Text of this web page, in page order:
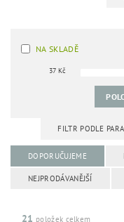
NA SKLADĚ
37Kč
FILTR PODLE
DOPORUČUJEME
NEJPRODÁVANĚJŠÍ
21 položek celkem